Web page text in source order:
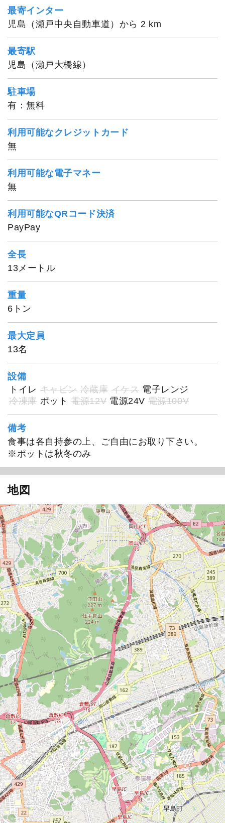
最寄インター
児島（瀬戸中央自動車道）から 2 km
最寄駅
児島（瀬戸大橋線）
駐車場
有：無料
利用可能なクレジットカード
無
利用可能な電子マネー
無
利用可能なQRコード決済
PayPay
全長
13メートル
重量
6トン
最大定員
13名
設備
トイレ キャビン 冷蔵庫 イケス 電子レンジ
冷凍庫 ポット 電源12V 電源24V 電源100V
備考
食事は各自持参の上、ご自由にお取り下さい。
※ポットは秋冬のみ
地図